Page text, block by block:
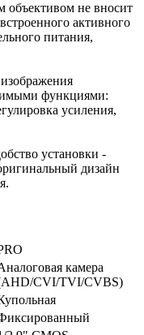
объективом не вносит
активного
питания,
функциями:
усиления,
установки -
дизайн
камера
CVI/TVI/CVBS)